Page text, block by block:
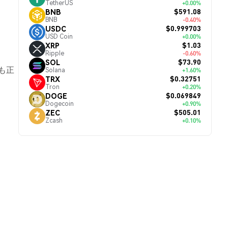
正
TetherUS +0.00%
BNB
BNB
$591.08
-0.40%
USDC
USD Coin
$0.999703
+0.00%
XRP
Ripple
$1.03
-0.60%
SOL
Solana
$73.90
+1.60%
TRX
Tron
$0.32751
+0.20%
DOGE
Dogecoin
$0.069849
+0.90%
ZEC
Zcash
$505.01
+0.10%